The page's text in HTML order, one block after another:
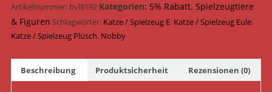
Holzkugel
Plüsch
25
80279
Artikelnummer: bvl8192 Kategorien: 5% Rabatt, Spielzeugtiere
& Figuren Schlagwörter: Katze / Spielzeug E, Katze / Spielzeug Eule,
Katze / Spielzeug Plüsch, Nobby
Beschreibung Produktsicherheit Rezensionen (0)